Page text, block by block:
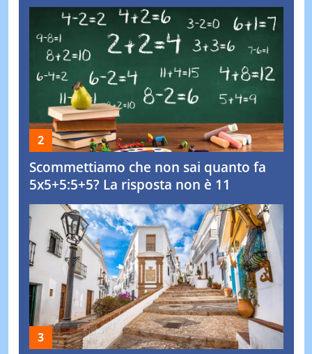
Scommettiamo che non sai quanto fa
5x5+5:5+5? La risposta non è 11